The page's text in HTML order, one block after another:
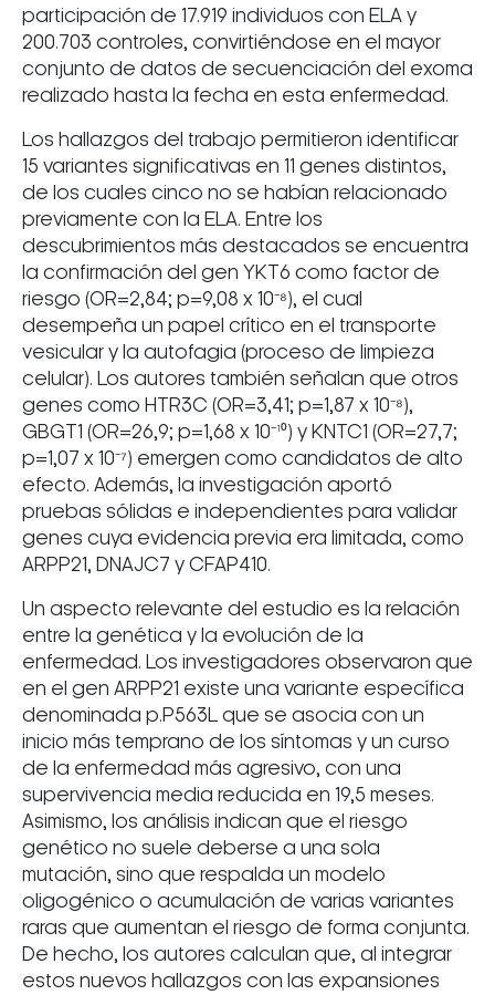
participación de 17.919 individuos con ELA y
200.703 controles, convirtiéndose en el mayor
conjunto de datos de secuenciación del exoma
realizado hasta la fecha en esta enfermedad.
Los hallazgos del trabajo permitieron identificar
15 variantes significativas en 11 genes distintos,
de los cuales cinco no se habían relacionado
previamente con la ELA. Entre los
descubrimientos más destacados se encuentra
la confirmación del gen YKT6 como factor de
riesgo (OR=2,84; p=9,08 x 10⁻⁸), el cual
desempeña un papel crítico en el transporte
vesicular y la autofagia (proceso de limpieza
celular). Los autores también señalan que otros
genes como HTR3C (OR=3,41; p=1,87 x 10⁻⁸),
GBGT1 (OR=26,9; p=1,68 x 10⁻¹⁰) y KNTC1 (OR=27,7;
p=1,07 x 10⁻⁷) emergen como candidatos de alto
efecto. Además, la investigación aportó
pruebas sólidas e independientes para validar
genes cuya evidencia previa era limitada, como
ARPP21, DNAJC7 y CFAP410.
Un aspecto relevante del estudio es la relación
entre la genética y la evolución de la
enfermedad. Los investigadores observaron que
en el gen ARPP21 existe una variante específica
denominada p.P563L que se asocia con un
inicio más temprano de los síntomas y un curso
de la enfermedad más agresivo, con una
supervivencia media reducida en 19,5 meses.
Asimismo, los análisis indican que el riesgo
genético no suele deberse a una sola
mutación, sino que respalda un modelo
oligogénico o acumulación de varias variantes
raras que aumentan el riesgo de forma conjunta.
De hecho, los autores calculan que, al integrar
estos nuevos hallazgos con las expansiones